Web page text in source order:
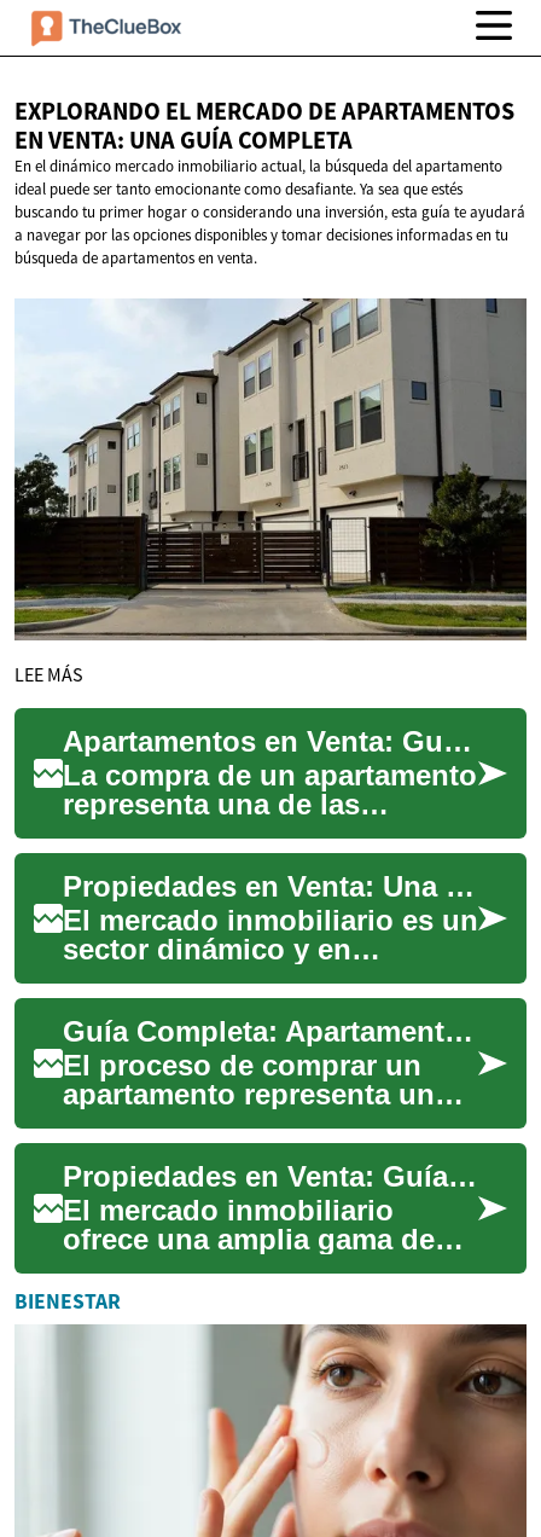
EXPLORANDO EL MERCADO DE APARTAMENTOS
EN VENTA: UNAGUÍA COMPLETA
En el dinámico mercado inmobiliario actual, la búsqueda del apartamento
ideal puede ser tanto emocionante como desafiante. Ya sea que estés
buscando tu primer hogar o considerando una inversión, esta guía te ayudará
a navegar por las opciones disponibles y tomar decisiones informadas en tu
búsqueda de apartamentos en venta.
LEE MÁS
Apartamentos en Venta: Guía Completa para Compradores
La compra de un apartamento
representa una de las
decisiones financieras más
importantes en la vida. Este
proceso req...
Propiedades en Venta: Una Guía Completa para el Mercado Inmobiliario
El mercado inmobiliario es un
sector dinámico y en
constante evolución que
ofrece una amplia gama de
oportunidades pa...
Guía Completa: Apartamentos en Venta - Lo Que Necesitas Saber
El proceso de comprar un
apartamento representa una
de las decisiones financieras
más importantes en la vida.
Este ar...
Propiedades en Venta: Guía Completa del Mercado Inmobiliario
El mercado inmobiliario
ofrece una amplia gama de
oportunidades para aquellos
que buscan adquirir una
propiedad. Ya s...
BIENESTAR